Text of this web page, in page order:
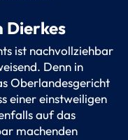
Dierkes
ist nachvollziehbar
Denn in
Oberlandesgericht
einer einstweiligen
auf das
machenden